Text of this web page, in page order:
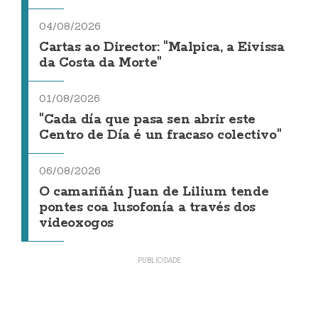
04/08/2026
Cartas ao Director: "Malpica, a Eivissa
da Costa da Morte"
01/08/2026
"Cada día que pasa sen abrir este
Centro de Día é un fracaso colectivo"
06/08/2026
O camariñán Juan de Lilium tende
pontes coa lusofonía a través dos
videoxogos